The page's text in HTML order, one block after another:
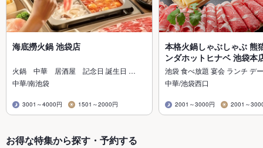
海底撈火鍋 池袋店
火鍋 中華 居酒屋 記念日 誕生日 …
中華/南池袋
3001～4000円 1501～2000円
本格火鍋しゃぶしゃぶ 熊
ンダホットヒナベ 池袋本
池袋 食べ放題 宴会 ランチ デ
中華/池袋西口
2001～3000円 2001～
お得な特集から探す・予約する